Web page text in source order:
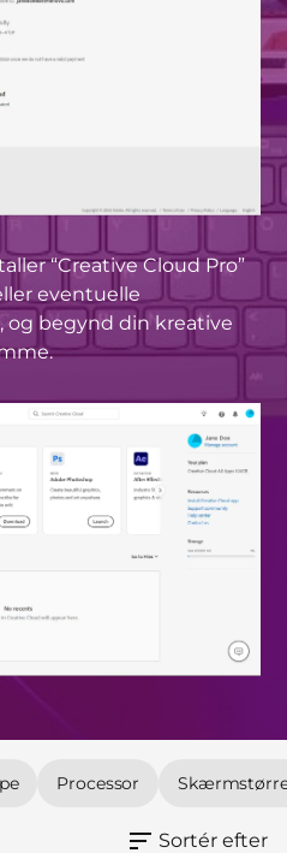
“Creative Cloud Pro”
eventuelle
og begynd din kreative
Processor
Sortér efter